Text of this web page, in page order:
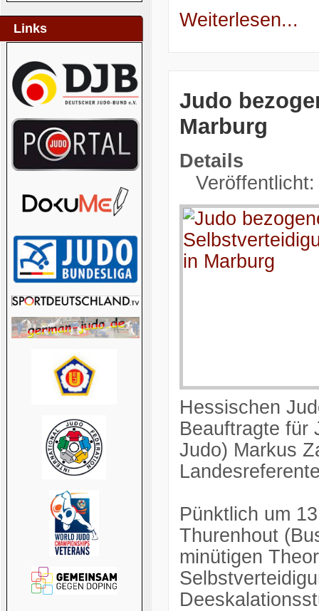
Links
Weiterlesen...
Judo
Marburg
Details
Hessischen
Beauftragte für
Judo) Markus
Pünktlich um
Thurenhout
minütigen